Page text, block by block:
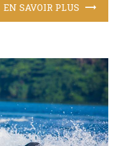
EN SAVOIR PLUS